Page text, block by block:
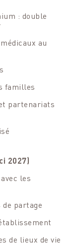
: double
au
familles
partenariats
2027)
les
de partage
de lieux de vie